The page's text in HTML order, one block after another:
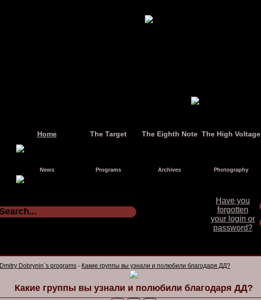
Home The Target The Eighth Note The High Voltage
News Programs Archives Photography
Have you
forgotten
your login or
password?
Dmitry Dobrynin´s programs - Какие группы вы узнали и полюбили благодаря ДД?
Какие группы вы узнали и полюбили благодаря ДД?